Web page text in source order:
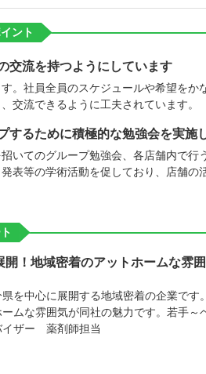
ント
交流を持つようにしています
。社員全員のスケジュールや希望をか
交流できるように工夫されています。
するために積極的な勉強会を実施
いてのグループ勉強会、各店舗内で
表等の学術活動を促しており、店舗の
開！地域密着のアットホームな雰
を中心に展開する地域密着の企業で
ムな雰囲気が同社の魅力です。若手～
イザー 薬剤師担当